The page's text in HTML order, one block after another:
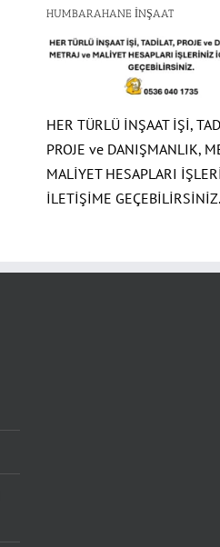
HUMBARAHANE İNŞAAT
HER TÜRLÜ İNŞAAT İŞİ,
PROJE ve DANIŞMANLIK,
MALİYET HESAPLARI
İLETİŞİME GEÇEBİLİRSİNİZ.